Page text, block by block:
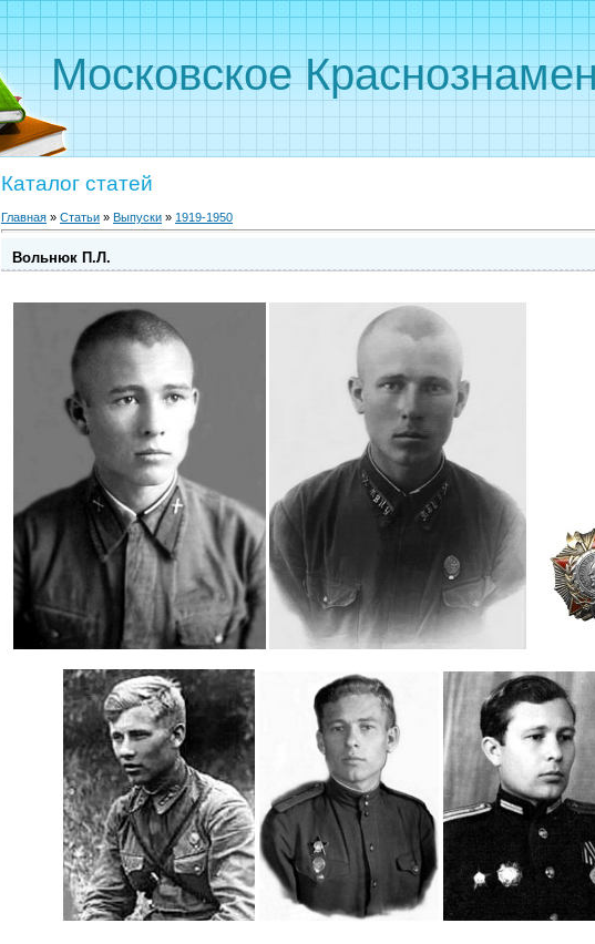
Московское
Каталог статей
Главная » Статьи » Выпуски » 1919-1950
Вольнюк П.Л.